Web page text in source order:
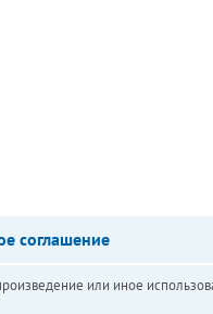
соглашение
или иное